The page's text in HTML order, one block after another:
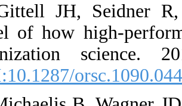
20. Gittell JH,
model of how
Organization
[DOI:10.1287/